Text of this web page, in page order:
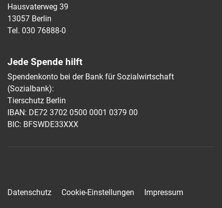
Hausvaterweg 39
13057 Berlin
Tel. 030 76888-0
Jede Spende hilft
Spendenkonto bei der Bank für Sozialwirtschaft
(Sozialbank):
Tierschutz Berlin
IBAN: DE72 3702 0500 0001 0379 00
BIC: BFSWDE33XXX
Datenschutz Cookie-Einstellungen Impressum